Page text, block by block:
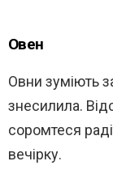
Овен
Овни зуміють
знесилила.
соромтеся
вечірку.